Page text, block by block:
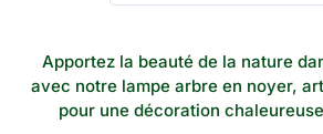
Apportez la beauté de la nature
avec notre lampe arbre en noyer,
pour une décoration